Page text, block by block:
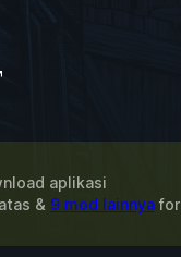
aplikasi
& 9 mod lainnyafor